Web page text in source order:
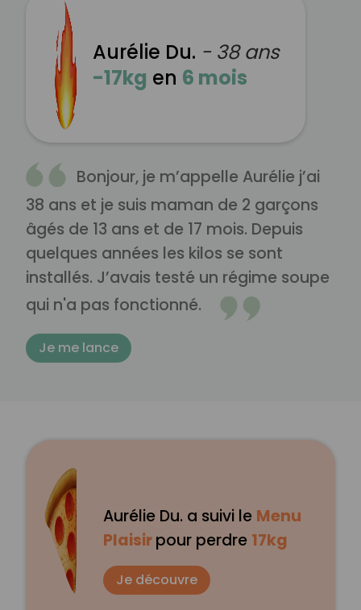
Aurélie Du. - 38 ans
-17kg en 6 mois
Bonjour, je m’appelle Aurélie j’ai
38 ans et je suis maman de 2 garçons
âgés de 13 ans et de 17 mois. Depuis
quelques années les kilos se sont
installés. J’avais testé un régime soupe
qui n'a pas fonctionné.
Je me lance
Aurélie Du. a suivi le Menu
Plaisirpour perdre 17kg
Je découvre